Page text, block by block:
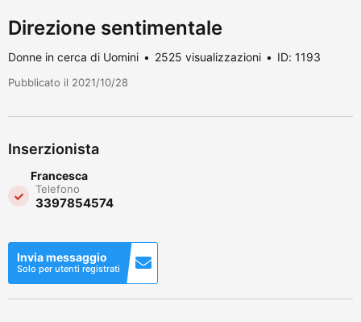
Direzione sentimentale
Donne in cerca di Uomini 2525 visualizzazioni ID: 1193
Pubblicato il 2021/10/28
Inserzionista
Francesca
Telefono
3397854574
Invia messaggio
Solo per utenti registrati